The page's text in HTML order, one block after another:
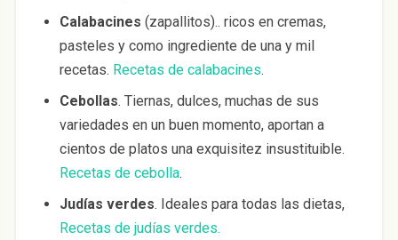
Calabacines (zapallitos).. ricos en cremas,
pasteles y como ingrediente de una y mil
recetas. Recetas de calabacines.
Cebollas. Tiernas, dulces, muchas de sus
variedades en un buen momento, aportan a
cientos de platos una exquisitez insustituible.
Recetas de cebolla.
Judías verdes. Ideales para todas las dietas,
Recetas de judías verdes.